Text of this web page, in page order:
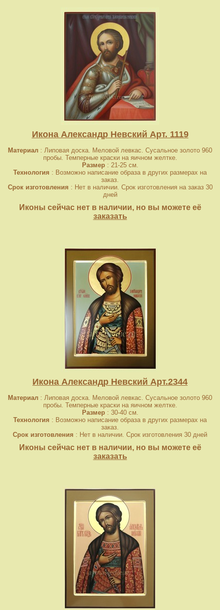
Икона Александр Невский Арт. 1119
Материал : Липовая доска. Меловой левкас. Сусальное золото 960
пробы. Темперные краски на яичном желтке.
Размер: 21-25 см.
Технология : Возможно написание образа в других размерах на
заказ.
Срок изготовления : Нет в наличии. Срок изготовления на заказ 30
дней
Иконы сейчас нет в наличии, но вы можете её
заказать
Икона Александр Невский Арт.2344
Материал : Липовая доска. Меловой левкас. Сусальное золото 960
пробы. Темперные краски на яичном желтке.
Размер: 30-40 см.
Технология : Возможно написание образа в других размерах на
заказ.
Срок изготовления : Нет в наличии. Срок изготовления 30 дней
Иконы сейчас нет в наличии, но вы можете её
заказать